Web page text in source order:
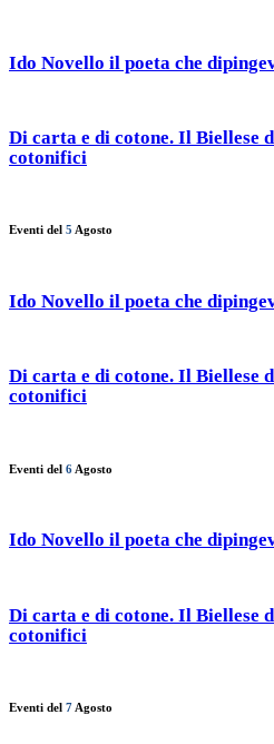
Ido Novello il poeta che
Di carta e di cotone. Il Biellese
cotonifici
Eventi del 5 Agosto
Ido Novello il poeta che
Di carta e di cotone. Il Biellese
cotonifici
Eventi del 6 Agosto
Ido Novello il poeta che
Di carta e di cotone. Il Biellese
cotonifici
Eventi del 7 Agosto